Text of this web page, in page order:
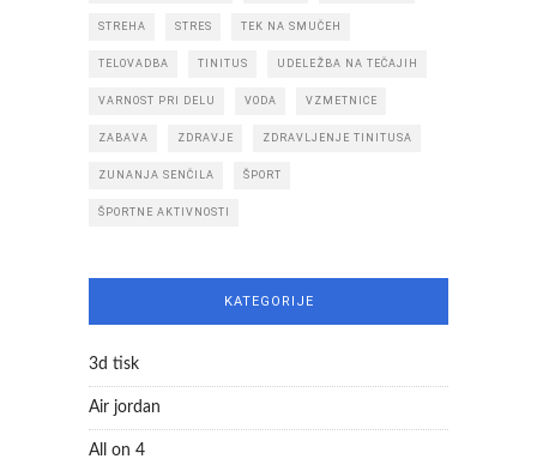
STREHA STRES TEK NA SMUČEH
TELOVADBA TINITUS UDELEŽBA NA TEČAJIH
VARNOST PRI DELU VODA VZMETNICE
ZABAVA ZDRAVJE ZDRAVLJENJE TINITUSA
ZUNANJA SENČILA ŠPORT
ŠPORTNE AKTIVNOSTI
KATEGORIJE
3d tisk
Air jordan
All on 4